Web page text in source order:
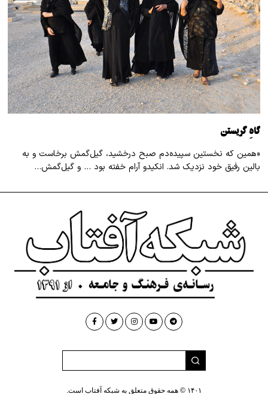
گاهِ گریستن
«همین که نخستین سپیده‌دم صبح درخشید، گیل‌گمش برخاست و به
بالین رفیق خود نزدیک شد. انکیدو آرام خفته بود … و گیل‌گمش…
۱۴۰۱ © همه حقوق متعلق به شبکه آفتاب است.